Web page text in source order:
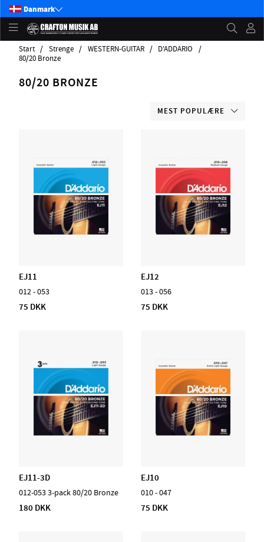
Danmark
Start Strenge WESTERN-GUITAR
D'ADDARIO
80/20 Bronze
80/20 BRONZE
MEST POPULÆRE
EJ11
012 - 053
75 DKK
EJ12
013 - 056
75 DKK
EJ11-3D
012-053 3-pack 80/20 Bronze
180 DKK
EJ10
010 - 047
75 DKK